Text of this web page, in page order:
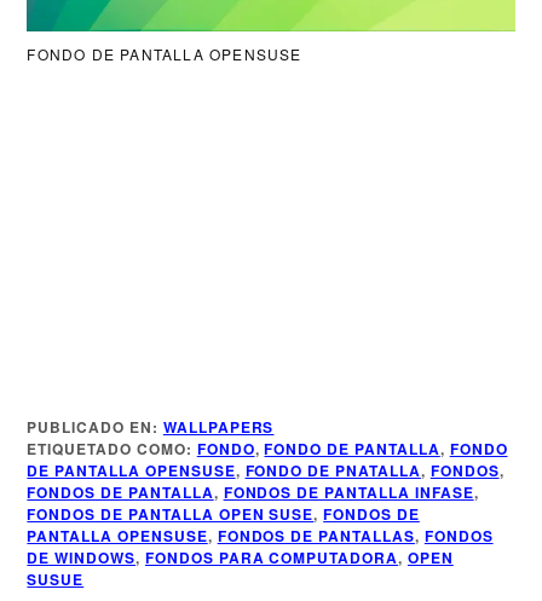
FONDO DE PANTALLA OPENSUSE
Más de Infase
PUBLICADO EN: WALLPAPERS
ETIQUETADO COMO: FONDO,FONDO DE PANTALLA, FONDO
DE PANTALLA OPENSUSE, FONDO DE PNATALLA, FONDOS,
FONDOS DE PANTALLA, FONDOS DE PANTALLA INFASE,
FONDOS DE PANTALLA OPEN SUSE,FONDOS DE
PANTALLA OPENSUSE, FONDOS DE PANTALLAS, FONDOS
DE WINDOWS, FONDOS PARA COMPUTADORA, OPEN
SUSUE